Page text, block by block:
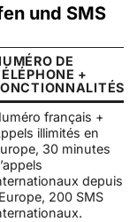
und SMS
DE
+
français +
illimités en
30 minutes
depuis
200 SMS